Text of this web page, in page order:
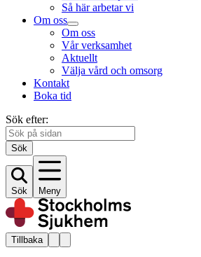
Så här arbetar vi
Om oss
Om oss
Vår verksamhet
Aktuellt
Välja vård och omsorg
Kontakt
Boka tid
Sök efter:
Sök
Sök Meny
Tillbaka